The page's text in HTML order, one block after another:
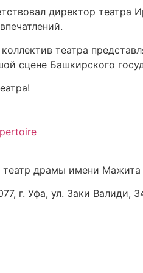
директор
театра
сцене Башкирского
драмы имени Мажита
г. Уфа, ул. Заки Валиди,